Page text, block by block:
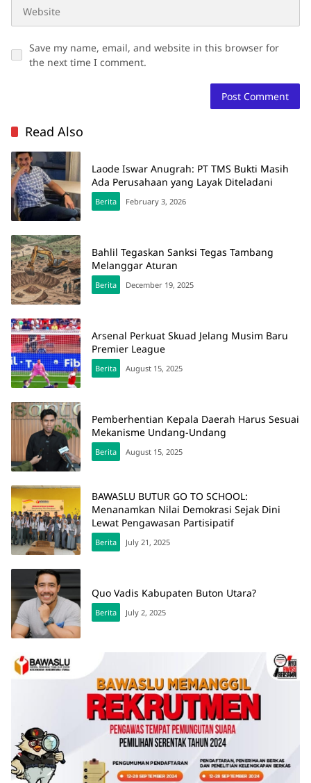
Save my name, email, and website in this browser for
the next time I comment.
Read Also
Laode Iswar Anugrah: PT TMS Bukti Masih
Ada Perusahaan yang Layak Diteladani
Berita February 3, 2026
Bahlil Tegaskan Sanksi Tegas Tambang
Melanggar Aturan
Berita December 19, 2025
Arsenal Perkuat Skuad Jelang Musim Baru
Premier League
Berita August 15, 2025
Pemberhentian Kepala Daerah Harus Sesuai
Mekanisme Undang-Undang
Berita August 15, 2025
BAWASLU BUTUR GO TO SCHOOL:
Menanamkan Nilai Demokrasi Sejak Dini
Lewat Pengawasan Partisipatif
Berita July 21, 2025
Quo Vadis Kabupaten Buton Utara?
Berita July 2, 2025